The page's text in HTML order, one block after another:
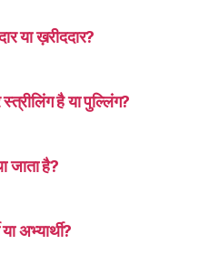
या ख़रीददार?
है या पुल्लिंग?
जाता है?
अभ्यार्थी?